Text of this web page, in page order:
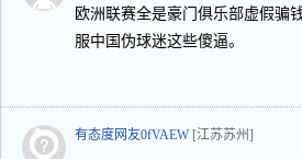
欧洲联赛全是豪门俱乐部虚假骗
服中国伪球迷这些傻逼。
有态度网友0fVAEW [江苏苏州]